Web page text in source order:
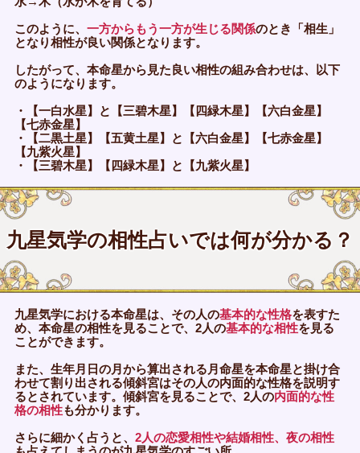
このように、 一方からもう一方が生じる関係のとき「相生」
となり相性が良い関係となります。
したがって、本命星から見た良い相性の組み合わせは、以下
のようになります。
・【一白水星】と【三碧木星】【四緑木星】【六白金星】
【七赤金星】
・【二黒土星】【五黄土星】と【六白金星】【七赤金星】
【九紫火星】
・【三碧木星】【四緑木星】と【九紫火星】
九星気学の相性占いでは何が分かる？
九星気学における本命星は、その人の基本的な性格を表すた
め、本命星の相性を見ることで、2人の基本的な相性を見る
ことができます。
また、生年月日の月から算出される月命星を本命星と掛け合
わせて割り出される傾斜宮はその人の内面的な性格を説明す
るとされています。傾斜宮を見ることで、2人の内面的な性
格の相性も分かります。
さらに細かく占うと、 2人の恋愛相性や結婚相性、夜の相性